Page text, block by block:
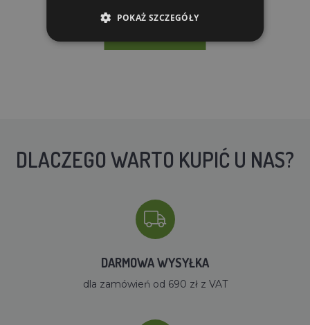
DLACZEGO WARTO KUPIĆ U NAS?
DARMOWA WYSYŁKA
dla zamówień od 690 zł z VAT
POKAŻ SZCZEGÓŁY